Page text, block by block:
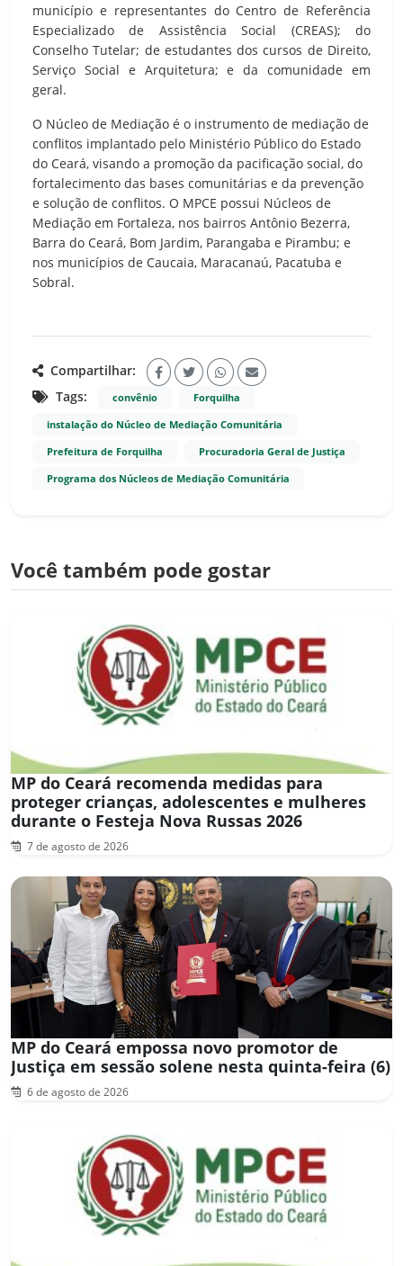
município e representantes do Centro de Referência
Especializado de Assistência Social (CREAS); do
Conselho Tutelar; de estudantes dos cursos de Direito,
Serviço Social e Arquitetura; e da comunidade em
geral.
O Núcleo de Mediação é o instrumento de mediação de
conflitos implantado pelo Ministério Público do Estado
do Ceará, visando a promoção da pacificação social, do
fortalecimento das bases comunitárias e da prevenção
e solução de conflitos. O MPCE possui Núcleos de
Mediação em Fortaleza, nos bairros Antônio Bezerra,
Barra do Ceará, Bom Jardim, Parangaba e Pirambu; e
nos municípios de Caucaia, Maracanaú, Pacatuba e
Sobral.
Compartilhar:
Tags:
convênio Forquilha
instalação do Núcleo de Mediação Comunitária
Prefeitura de Forquilha Procuradoria Geral de Justiça
Programa dos Núcleos de Mediação Comunitária
Você também pode gostar
MP do Ceará recomenda medidas para
proteger crianças, adolescentes e mulheres
durante o Festeja Nova Russas 2026
7 de agosto de 2026
MP do Ceará empossa novo promotor de
Justiça em sessão solene nesta quinta-feira (6)
6 de agosto de 2026